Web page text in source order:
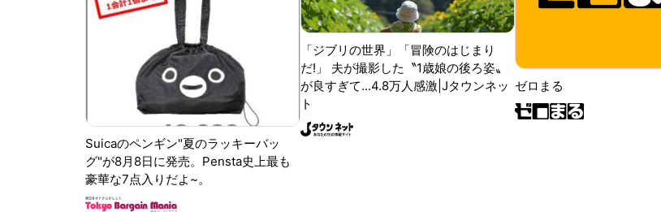
Suicaのペンギン"夏のラッキーバッ
グ"が8月8日に発売。Pensta史上最も
豪華な7点入りだよ~。
「ジブリの世界」「冒険のはじまり
だ!」 夫が撮影した〝1歳娘の後ろ姿〟
が良すぎて...4.8万人感激|Jタウンネッ
ト
ゼロまる